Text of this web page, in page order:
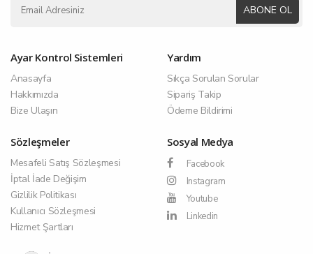
ABONE OL
Ayar Kontrol Sistemleri
Anasayfa
Hakkımızda
Bize Ulaşın
Yardım
Sıkça Sorulan Sorular
Sipariş Takip
Ödeme Bildirimi
Sözleşmeler
Mesafeli Satış Sözleşmesi
İptal İade Değişim
Gizlilik Politikası
Kullanıcı Sözleşmesi
Hizmet Şartları
Sosyal Medya
Facebook
Instagram
Youtube
Linkedin